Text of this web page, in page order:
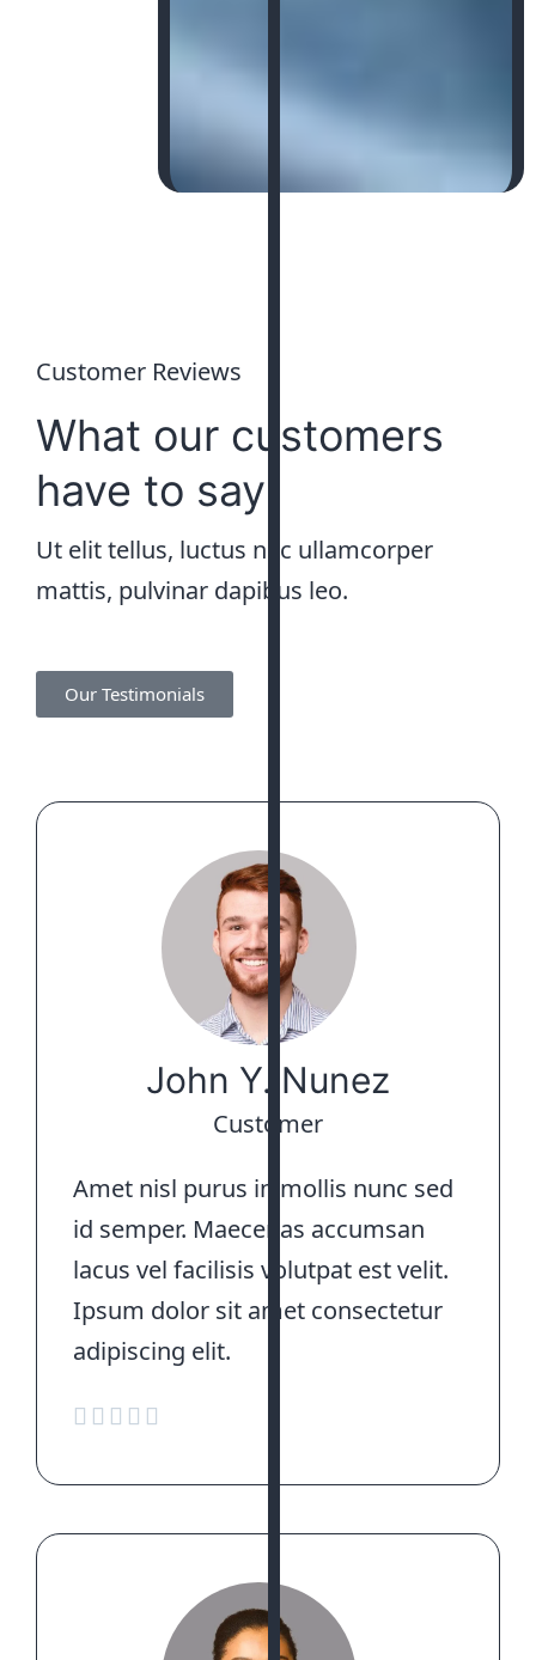
Customer Reviews
What our customers
have to say
Ut elit tellus, luctus nec ullamcorper
mattis, pulvinar dapibus leo.
Our Testimonials
John Y. Nunez
Customer
Amet nisl purus in mollis nunc sed
id semper. Maecenas accumsan
lacus vel facilisis volutpat est velit.
Ipsum dolor sit amet consectetur
adipiscing elit.
    